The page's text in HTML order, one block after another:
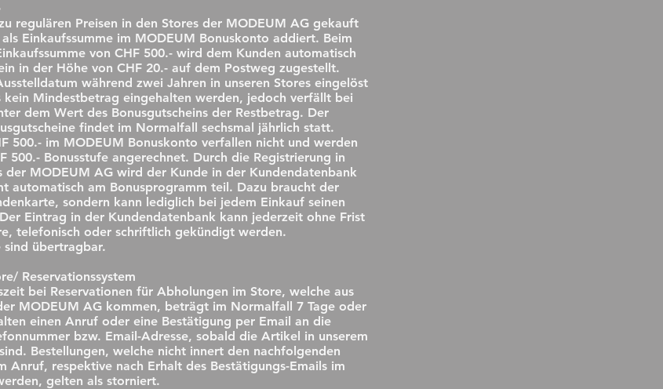
regulären Preisen in den Stores der MODEUM AG gekauft
Einkaufssumme im MODEUM Bonuskonto addiert. Beim
von CHF 500.- wird dem Kunden automatisch
in der Höhe von CHF 20.- auf dem Postweg zugestellt.
während zwei Jahren in unseren Stores eingelöst
kein Mindestbetrag eingehalten werden, jedoch verfällt bei
dem Wert des Bonusgutscheins der Restbetrag. Der
findet im Normalfall sechsmal jährlich statt.
500.- im MODEUM Bonuskonto verfallen nicht und werden
500.- Bonusstufe angerechnet. Durch die Registrierung in
der MODEUM AG wird der Kunde in der Kundendatenbank
automatisch am Bonusprogramm teil. Dazu braucht der
sondern kann lediglich bei jedem Einkauf seinen
Eintrag in der Kundendatenbank kann jederzeit ohne Frist
telefonisch oder schriftlich gekündigt werden.
sind übertragbar.
Reservationssystem
bei Reservationen für Abholungen im Store, welche aus
MODEUM AG kommen, beträgt im Normalfall 7 Tage oder
einen Anruf oder eine Bestätigung per Email an die
bzw. Email-Adresse, sobald die Artikel in unserem
Bestellungen, welche nicht innert den nachfolgenden
Anruf, respektive nach Erhalt des Bestätigungs-Emails im
gelten als storniert.